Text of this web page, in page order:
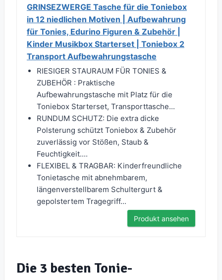
GRINSEZWERGE Tasche für die Toniebox
in 12 niedlichen Motiven | Aufbewahrung
für Tonies, Edurino Figuren & Zubehör |
Kinder Musikbox Starterset | Toniebox 2
Transport Aufbewahrungstasche
RIESIGER STAURAUM FÜR TONIES &
ZUBEHÖR : Praktische
Aufbewahrungstasche mit Platz für die
Toniebox Starterset, Transporttasche...
RUNDUM SCHUTZ: Die extra dicke
Polsterung schützt Toniebox & Zubehör
zuverlässig vor Stößen, Staub &
Feuchtigkeit....
FLEXIBEL & TRAGBAR: Kinderfreundliche
Tonietasche mit abnehmbarem,
längenverstellbarem Schultergurt &
gepolstertem Tragegriff...
Produkt ansehen
Die 3 besten Tonie-